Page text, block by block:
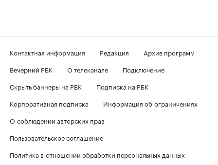
Контактная информация Редакция
Архив программ
Вечерний РБК
О телеканале
Подключение
Скрыть баннеры на РБК
Подписка на РБК
Корпоративная подписка
Информация об ограничениях
О соблюдении авторских прав
Пользовательское соглашение
Политика в отношении обработки персональных данных